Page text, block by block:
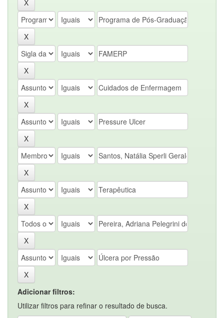
Adicionar filtros:
Utilizar filtros para refinar o resultado de busca.